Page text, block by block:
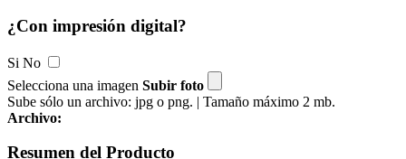
¿Con impresión digital?
Si No
Selecciona una imagen Subir foto
Sube sólo un archivo: jpg o png. | Tamaño máximo 2 mb.
Archivo:
Resumen del Producto